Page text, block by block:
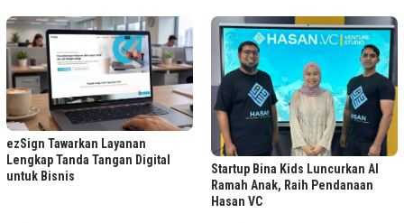
ezSign Tawarkan Layanan
Lengkap Tanda Tangan Digital
untuk Bisnis
Startup Bina Kids Luncurkan AI
Ramah Anak, Raih Pendanaan
Hasan VC